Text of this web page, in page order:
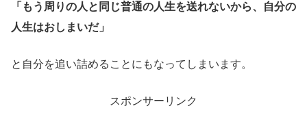
「もう周りの人と同じ普通の人生を送れないから、自分の
人生はおしまいだ」
と自分を追い詰めることにもなってしまいます。
スポンサーリンク